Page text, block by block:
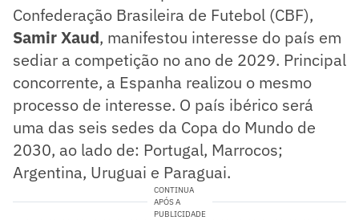
Confederação Brasileira de Futebol (CBF),
Samir Xaud, manifestou interesse do país em
sediar a competição no ano de 2029. Principal
concorrente, a Espanha realizou o mesmo
processo de interesse. O país ibérico será
uma das seis sedes da Copa do Mundo de
2030, ao lado de: Portugal, Marrocos;
Argentina, Uruguai e Paraguai.
CONTINUA
APÓS A
PUBLICIDADE